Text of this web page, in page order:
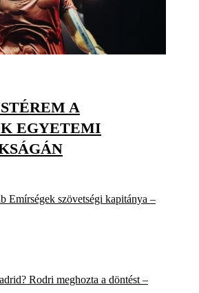
A
EGYETEMI
Emírségek szövetségi kapitánya –
Rodri meghozta a döntést –